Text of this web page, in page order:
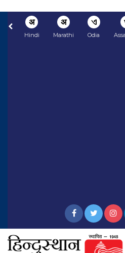
अ
Hindi
अ
Marathi
ଏ
Odia